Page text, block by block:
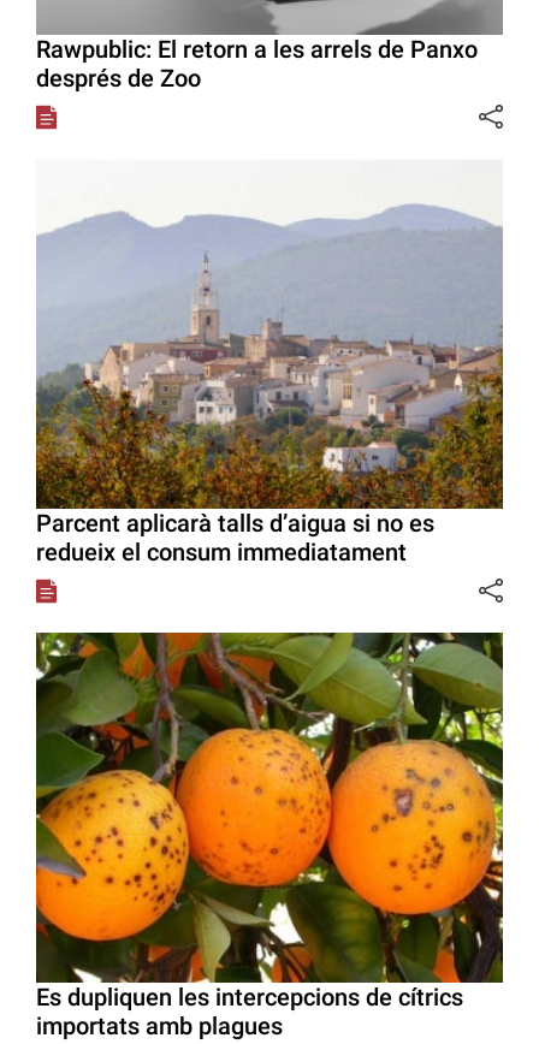
Rawpublic: El retorn a les arrels de Panxo
després de Zoo
Parcent aplicarà talls d’aigua si no es
redueix el consum immediatament
Es dupliquen les intercepcions de cítrics
importats amb plagues